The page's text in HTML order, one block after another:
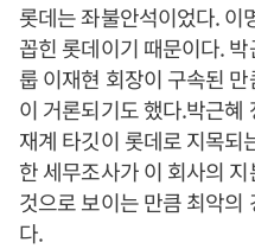
롯데는 좌불안석이었다. 이
꼽힌 롯데이기 때문이다.
룹 이재현 회장이 구속된
이 거론되기도 했다.박근
재계 타깃이 롯데로 지목
한 세무조사가 이 회사의
것으로 보이는 만큼 최악의
다.